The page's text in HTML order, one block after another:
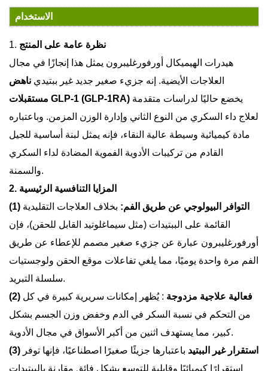
الاستخدام
1. نظرة عامة على المنتج
هيدرات الهيميكال أورفورغليبرون يمثل هذا إنجازًا في مجال
العلاجات الأيضية. إنه جزيء صغير جديد غير ببتيدي ناهض
مستقبلات GLP-1 (GLP-1RA) يخضع حاليًا لدراسات متقدمة
لعلاج داء السكري من النوع الثاني وإدارة الوزن المزمن. وباعتباره
مادة كيميائية وسيطة عالية النقاء، فإنه يمثل لبنة أساسية للجيل
القادم من تركيبات الأدوية الفموية المضادة لداء السكري
والسمنة.
2. المزايا التنافسية الرئيسية
(1) التوافر البيولوجي عن طريق الفم: بخلاف العلاجات التقليدية
القائمة على الببتيدات (مثل سيماغلوتيد القابل للحقن)، فإن
أورفورغليبرون عبارة عن جزيء صغير مصمم للإعطاء عن طريق
الفم مرة واحدة يوميًا، مما يلغي تفاعلات موقع الحقن ولوجستيات
سلسلة التبريد.
(2) فعالية علاجية مزدوجة : يُظهر إمكانات سريرية كبيرة في كل
من التحكم في نسبة السكر في الدم وخفض وزن الجسم بشكل
كبير، مما يستهدف اثنين من أكبر الأسواق في مجال الأدوية.
(3) استقرار غير الببتيد باعتبارها جزيئًا صغيرًا اصطناعيًا، فإنها توفر
استقرارًا كيميائيًا وقابلية للتوسع بشكل فائق مقارنة بالببتيدات